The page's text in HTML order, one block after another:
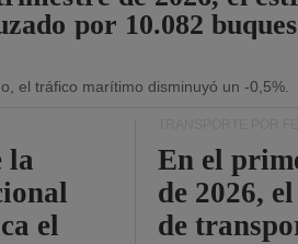
por 10.082
el tráfico marítimo disminuyó un -0,5%.
la
el
En el
de 2026,
de